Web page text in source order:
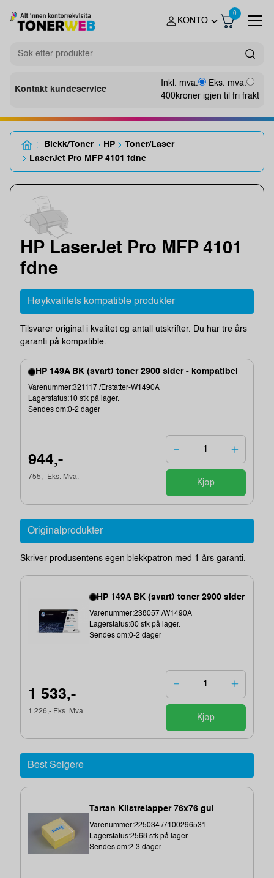
KONTO
0
Kontakt kundeservice
Inkl. mva.
Eks. mva.
400kroner igjen til fri frakt
Blekk/Toner HP
Toner/Laser
LaserJet Pro MFP 4101 fdne
HP LaserJet Pro MFP 4101
fdne
Høykvalitets kompatible produkter
Tilsvarer original i kvalitet og antall utskrifter. Du har tre års
garanti på kompatible.
HP 149A BK (svart) toner 2900 sider - kompatibel
Varenummer:321117 /Erstatter-W1490A
Lagerstatus:10 stk på lager.
Sendes om:0-2 dager
944,-
755,- Eks. Mva.
Kjøp
Originalprodukter
Skriver produsentens egen blekkpatron med 1 års garanti.
HP 149A BK (svart) toner 2900 sider
Varenummer:238057 /W1490A
Lagerstatus:80 stk på lager.
Sendes om:0-2 dager
1 533,-
1 226,- Eks. Mva.
Kjøp
Best Selgere
Tartan Klistrelapper 76x76 gul
Varenummer:225034 /7100296531
Lagerstatus:2568 stk på lager.
Sendes om:2-3 dager